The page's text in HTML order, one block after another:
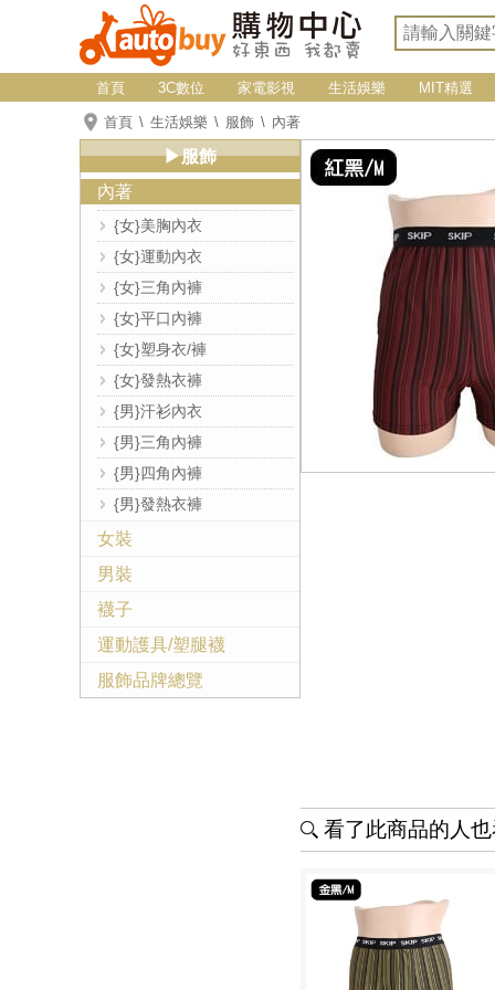
首頁 3C數位 家電影視 生活娛樂 MIT精選
首頁 生活娛樂 服飾 內著
看了此商品的人
▶服飾
內著
{女}美胸內衣
{女}運動內衣
{女}三角內褲
{女}平口內褲
{女}塑身衣/褲
{女}發熱衣褲
{男}汗衫內衣
{男}三角內褲
{男}四角內褲
{男}發熱衣褲
女裝
男裝
襪子
運動護具/塑腿襪
服飾品牌總覽